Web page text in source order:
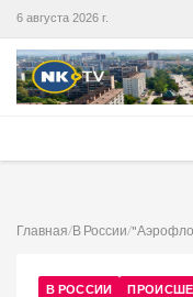
6 августа 2026 г.
Главная/В России/
В РОССИИ